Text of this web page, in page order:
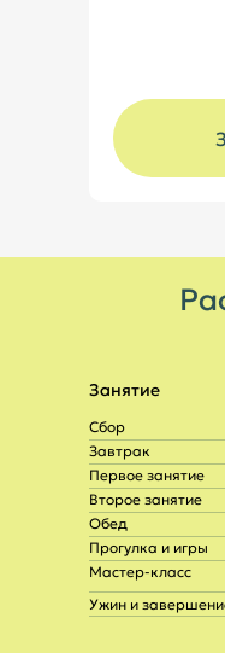
Сбор
Завтрак
Первое занятие
Второе занятие
Обед
Прогулка и игры
Мастер-класс
Ужин и
Занятие